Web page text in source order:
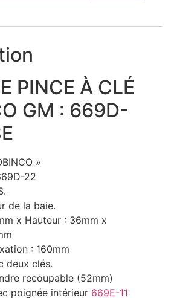
PINCE À CLÉ
GM : 669D-
»
22
de la baie.
x Hauteur : 36mm x
: 160mm
deux clés.
recoupable (52mm)
poignée intérieur 669E-11